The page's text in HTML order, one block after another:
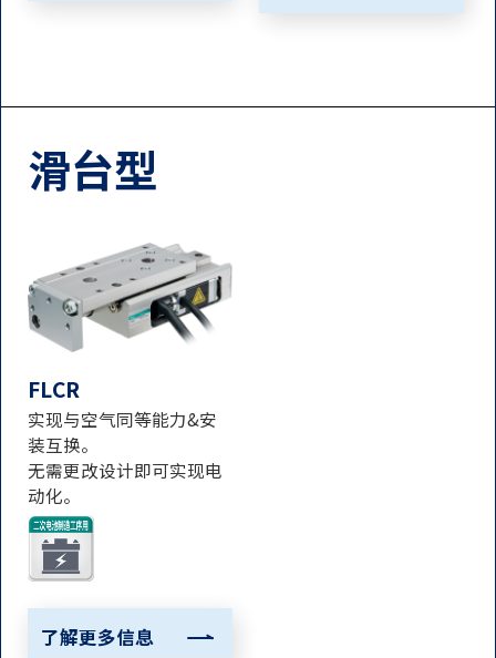
滑台型
FLCR
实现与空气同等能力&安
装互换。
无需更改设计即可实现电
动化。
了解更多信息